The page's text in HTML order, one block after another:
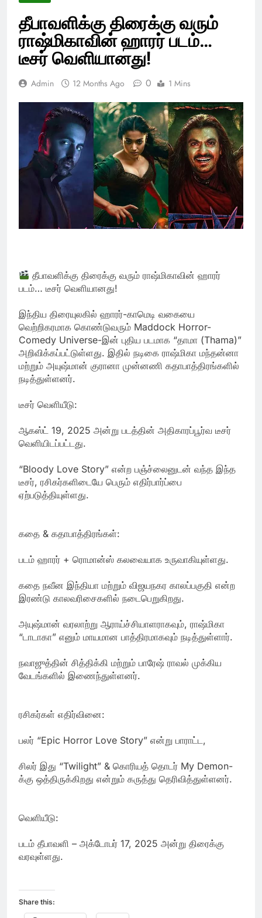
தீபாவளிக்கு திரைக்கு வரும்
ராஷ்மிகாவின் ஹாரர் படம்…
டீசர் வெளியானது!
Admin 12 Months Ago 0 1 Mins
தீபாவளிக்கு திரைக்கு வரும் ராஷ்மிகாவின் ஹாரர்
படம்… டீசர் வெளியானது!
இந்திய திரையுலகில் ஹாரர்-காமெடி வகையை
வெற்றிகரமாக கொண்டுவரும் Maddock Horror-
Comedy Universe-இன் புதிய படமாக “தாமா (Thama)”
அறிவிக்கப்பட்டுள்ளது. இதில் நடிகை ராஷ்மிகா மந்தன்னா
மற்றும் அயுஷ்மான் குரானா முன்னணி கதாபாத்திரங்களில்
நடித்துள்ளனர்.
டீசர் வெளியீடு:
ஆகஸ்ட் 19, 2025 அன்று படத்தின் அதிகாரப்பூர்வ டீசர்
வெளியிடப்பட்டது.
“Bloody Love Story” என்ற பஞ்ச்லைனுடன் வந்த இந்த
டீசர், ரசிகர்களிடையே பெரும் எதிர்பார்ப்பை
ஏற்படுத்தியுள்ளது.
கதை & கதாபாத்திரங்கள்:
படம் ஹாரர் + ரொமான்ஸ் கலவையாக உருவாகியுள்ளது.
கதை நவீன இந்தியா மற்றும் விஜயநகர காலப்பகுதி என்ற
இரண்டு காலவரிசைகளில் நடைபெறுகிறது.
அயுஷ்மான் வரலாற்று ஆராய்ச்சியாளராகவும், ராஷ்மிகா
“டாடாகா” எனும் மாயமான பாத்திரமாகவும் நடித்துள்ளார்.
நவாஜுத்தின் சித்திக்கி மற்றும் பாரேஷ் ராவல் முக்கிய
வேடங்களில் இணைந்துள்ளனர்.
ரசிகர்கள் எதிர்வினை:
பலர் “Epic Horror Love Story” என்று பாராட்ட,
சிலர் இது “Twilight” & கொரியத் தொடர் My Demon-
க்கு ஒத்திருக்கிறது என்றும் கருத்து தெரிவித்துள்ளனர்.
வெளியீடு:
படம் தீபாவளி – அக்டோபர் 17, 2025 அன்று திரைக்கு
வரவுள்ளது.
Share this: